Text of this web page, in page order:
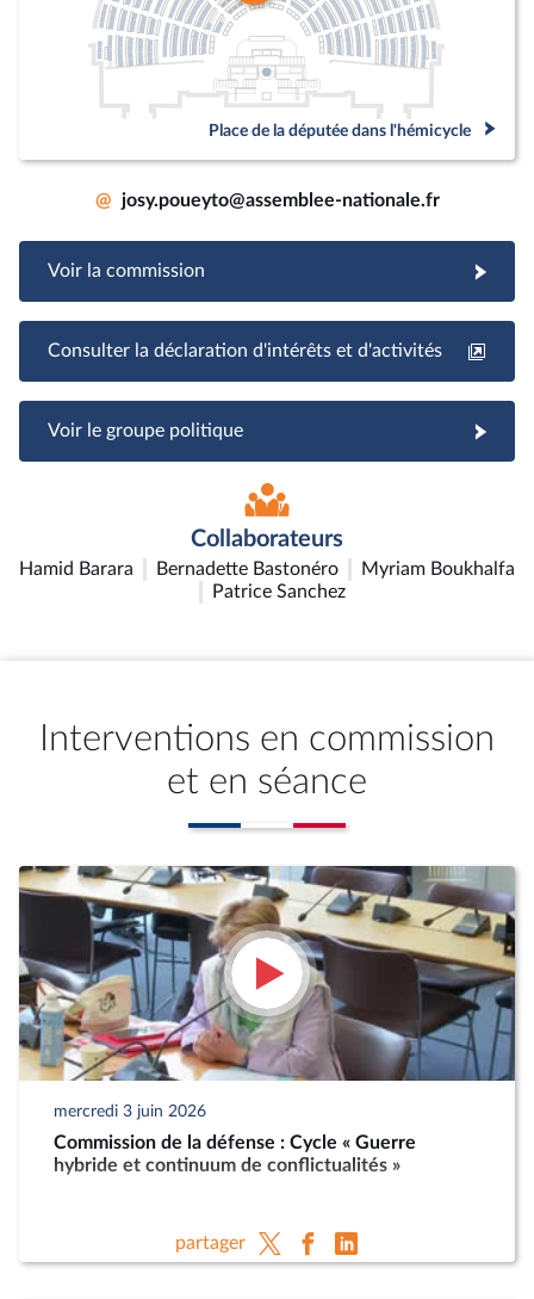
Place de la députée dans l'hémicycle
@ josy.poueyto@assemblee-nationale.fr
Voir la commission
Consulter la déclaration d'intérêts et d'activités
Voir le groupe politique
Collaborateurs
Hamid Barara Bernadette Bastonéro
Myriam Boukhalfa
Patrice Sanchez
Interventions en commission
et en séance
mercredi 3 juin 2026
Commission de la défense : Cycle « Guerre
hybride et continuum de conflictualités »
partager